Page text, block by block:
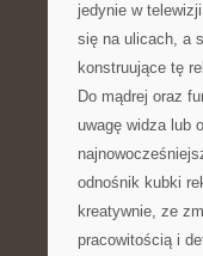
jedynie w
się na ulicach, a
konstruujące tę
Do mądrej oraz
uwagę widza lub
odnośnik kubki
kreatywnie, ze
pracowitością i